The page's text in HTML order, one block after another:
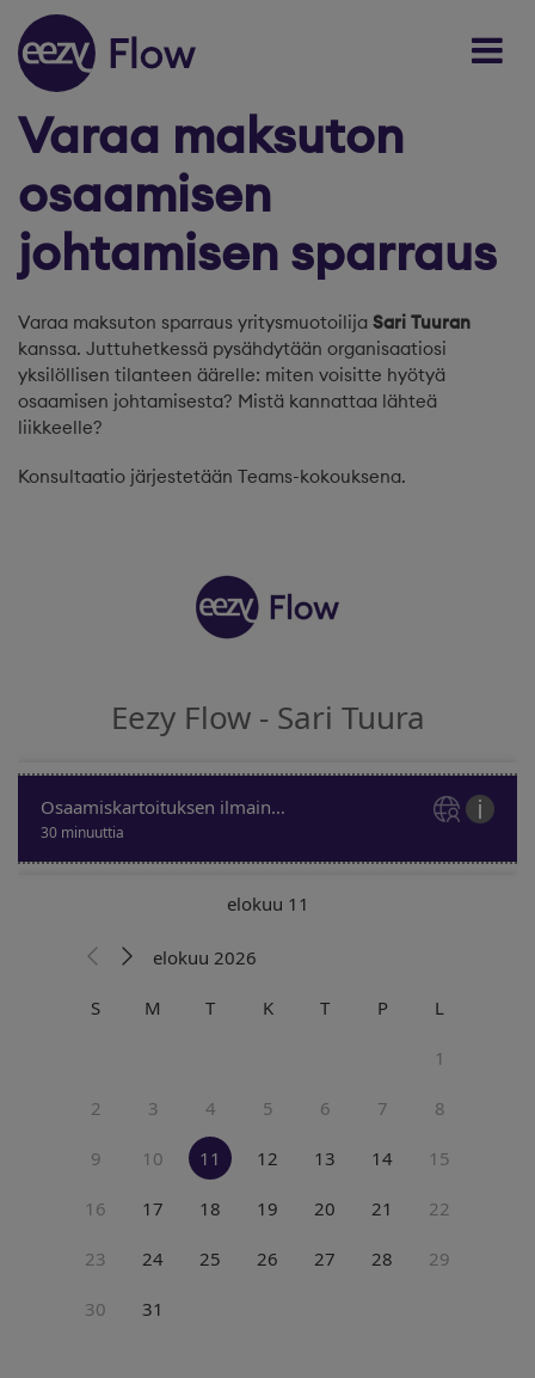
Skip to content
Varaa maksuton
osaamisen
johtamisen sparraus
Varaa maksuton sparraus yritysmuotoilija Sari Tuuran
kanssa. Juttuhetkessä pysähdytään organisaatiosi
yksilöllisen tilanteen äärelle: miten voisitte hyötyä
osaamisen johtamisesta? Mistä kannattaa lähteä
liikkeelle?
Konsultaatio järjestetään Teams-kokouksena.